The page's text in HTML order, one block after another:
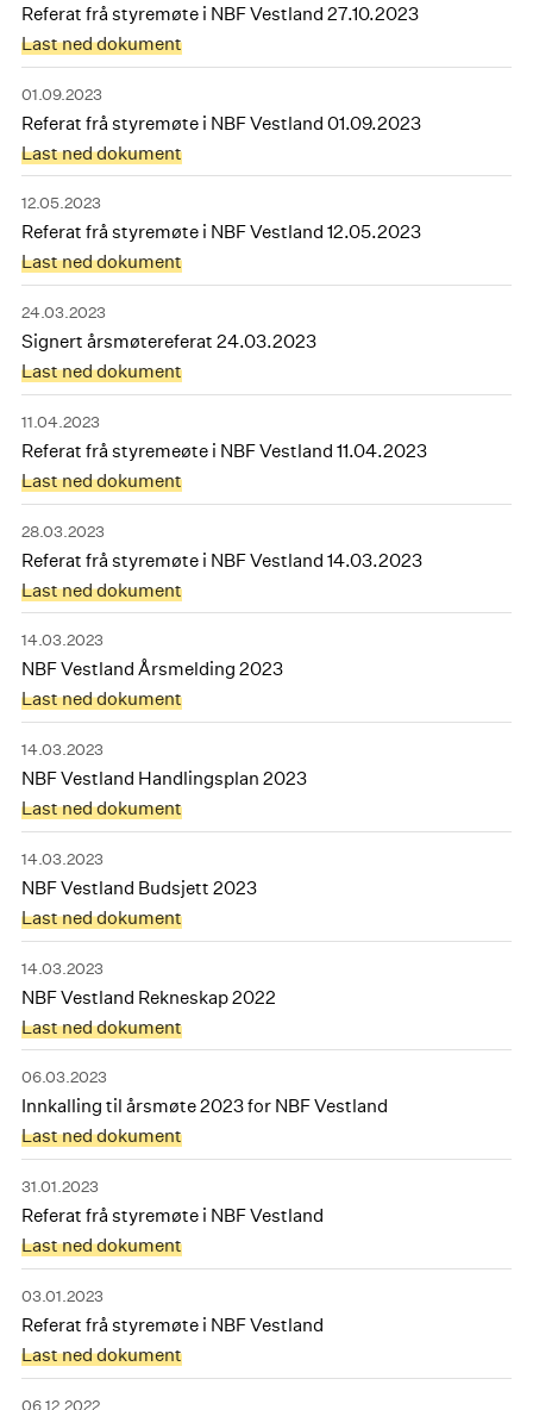
Referat frå styremøte i NBF Vestland 27.10.2023
Last ned dokument
01.09.2023
Referat frå styremøte i NBF Vestland 01.09.2023
Last ned dokument
12.05.2023
Referat frå styremøte i NBF Vestland 12.05.2023
Last ned dokument
24.03.2023
Signert årsmøtereferat 24.03.2023
Last ned dokument
11.04.2023
Referat frå styremeøte i NBF Vestland 11.04.2023
Last ned dokument
28.03.2023
Referat frå styremøte i NBF Vestland 14.03.2023
Last ned dokument
14.03.2023
NBF Vestland Årsmelding 2023
Last ned dokument
14.03.2023
NBF Vestland Handlingsplan 2023
Last ned dokument
14.03.2023
NBF Vestland Budsjett 2023
Last ned dokument
14.03.2023
NBF Vestland Rekneskap 2022
Last ned dokument
06.03.2023
Innkalling til årsmøte 2023 for NBF Vestland
Last ned dokument
31.01.2023
Referat frå styremøte i NBF Vestland
Last ned dokument
03.01.2023
Referat frå styremøte i NBF Vestland
Last ned dokument
06.12.2022